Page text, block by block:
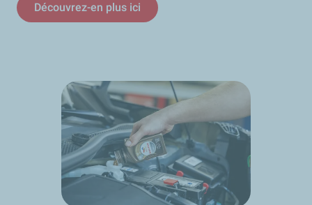
Découvrez-en plus ici